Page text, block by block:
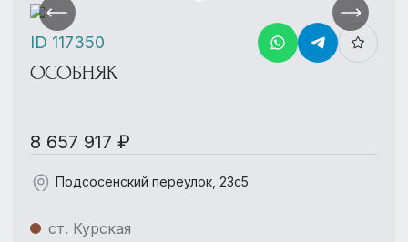
ОСОБНЯК
8 657 917 ₽
Подсосенский переулок, 23с5
ст. Курская
ID 117350